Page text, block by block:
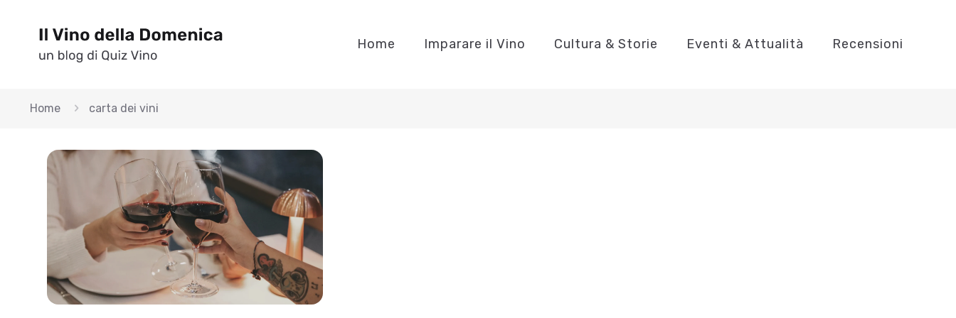
Home Imparare il Vino Cultura & Storie Eventi & Attualità Recensioni
Home carta dei vini